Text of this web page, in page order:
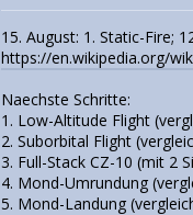
15. August: 1. Static-Fire;
https://en.wikipedia.org/
Naechste Schritte:
1. Low-Altitude Flight
2. Suborbital Flight
3. Full-Stack CZ-10 (mit 2
4. Mond-Umrundung
5. Mond-Landung